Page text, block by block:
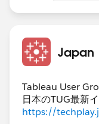
💡 各コースの特
基礎体験会
に体感し、
ます。
Prep体験会
Japan
Tableau User
日本のTUG最新
https://